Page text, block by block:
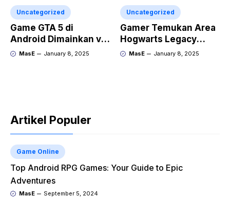
Uncategorized
Game GTA 5 di
Android Dimainkan via
Emulator
MasE January 8, 2025
Uncategorized
Gamer Temukan Area
Hogwarts Legacy
yang Misterius
MasE January 8, 2025
Artikel Populer
Game Online
Top Android RPG Games: Your Guide to Epic
Adventures
MasE September 5, 2024